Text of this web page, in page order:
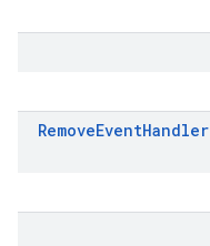
RemoveEventHandler